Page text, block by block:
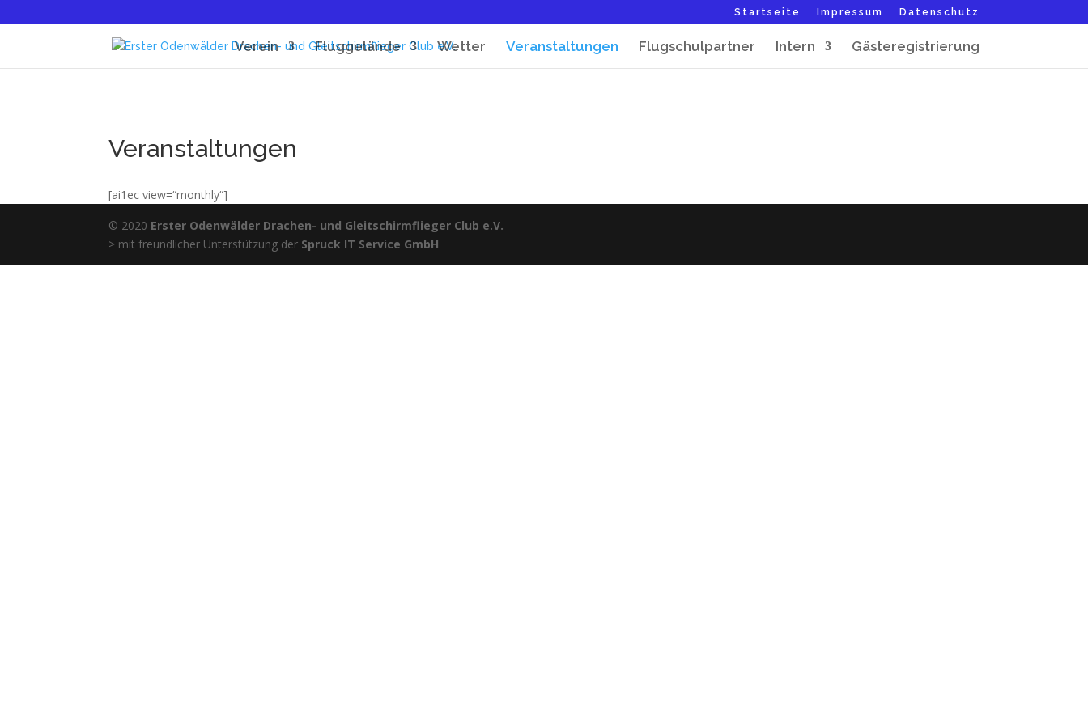
Startseite Impressum Datenschutz
Verein Fluggelände Wetter Veranstaltungen Flugschulpartner Intern Gästeregistrierung
Veranstaltungen
[ai1ec view=“monthly“]
© 2020 Erster Odenwälder Drachen- und Gleitschirmflieger Club e.V.
> mit freundlicher Unterstützung der Spruck IT Service GmbH